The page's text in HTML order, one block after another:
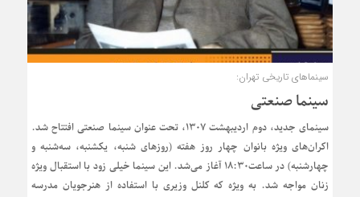
سینماهای تاریخی تهران:
سینما صنعتی
سینمای جدید، دوم اردیبهشت ۱۳۰۷، تحت عنوان سینما صنعتی افتتاح شد.
اکران‌های ویژه بانوان چهار روز هفته (روزهای شنبه، یکشنبه، سه‌شنبه و
چهارشنبه) در ساعت۱۸:۳۰ آغاز می‌شد. این سینما خیلی زود با استقبال ویژه
زنان مواجه شد. به ویژه که کلنل وزیری با استفاده از هنرجویان مدرسه